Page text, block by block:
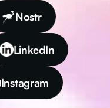
Nostr
LinkedIn
Instagram